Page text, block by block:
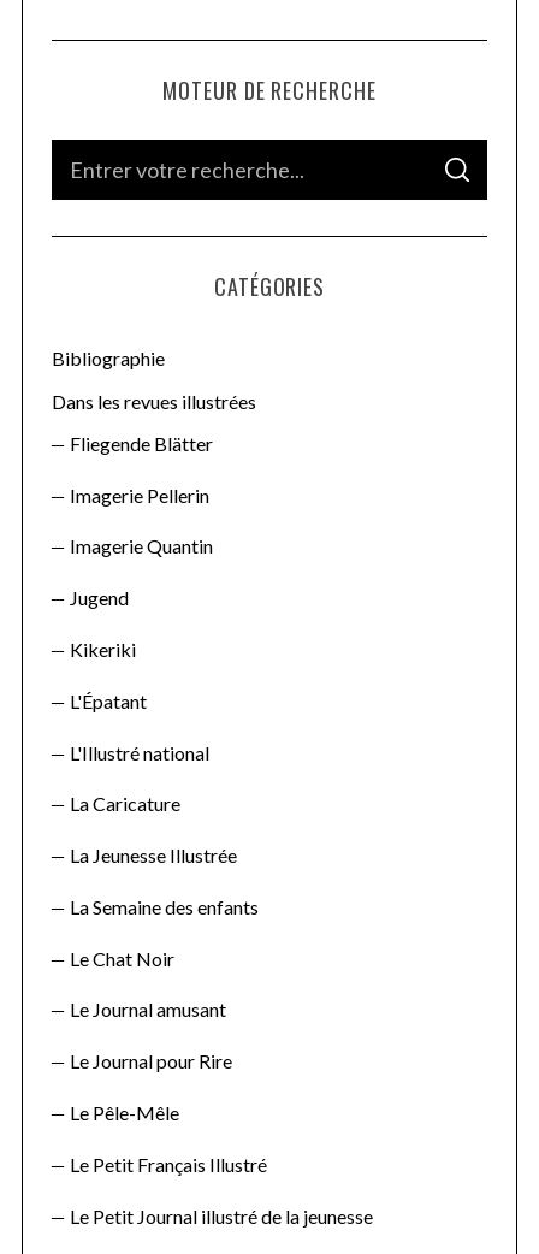
MOTEUR DE RECHERCHE
f
o
S
A
C
CATÉGORIES
Bibliographie
Dans les revues illustrées
Fliegende Blätter
Imagerie Pellerin
Imagerie Quantin
Jugend
Kikeriki
L'Épatant
L'Illustré national
La Caricature
La Jeunesse Illustrée
La Semaine des enfants
Le Chat Noir
Le Journal amusant
Le Journal pour Rire
Le Pêle-Mêle
Le Petit Français Illustré
Le Petit Journal illustré de la jeunesse
S
a
c
f